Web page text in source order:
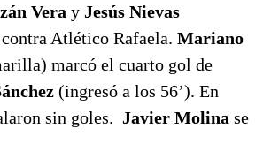
Vera y Jesús Nievas
Atlético Rafaela. Mariano
marcó el cuarto gol de
(ingresó a los 56’). En
sin goles. Javier Molina se